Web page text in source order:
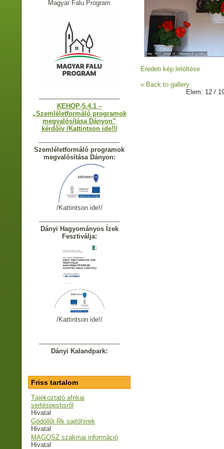
Magyar Falu Program
KEHOP-5.4.1 –
„Szemléletformáló programok
megvalósítása Dányon”
kérdőív /Kattintson ide!!/
Szemléletformáló programok
megvalósítása Dányon:
/Kattintson ide!/
Dányi Hagyományos Ízek
Fesztiválja:
/Kattintson ide!/
Dányi Kalandpark:
Friss tartalom
Tájékoztató afrikai
sertéspestisről
Hivatal
Gödöllői Rk sajtóhírek
Hivatal
MAGOSZ szakmai információ
Hivatal
Eredeti kép letöltése
« Back to gallery
Elem: 12 /